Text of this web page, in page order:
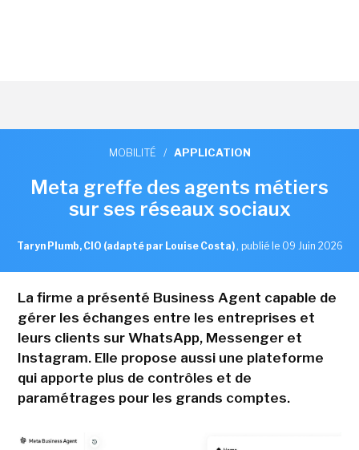
MOBILITÉ / APPLICATION
Meta greffe des agents métiers
sur ses réseaux sociaux
Taryn Plumb, CIO (adapté par Louise Costa) , publié le 09 Juin 2026
La firme a présenté Business Agent capable de
gérer les échanges entre les entreprises et
leurs clients sur WhatsApp, Messenger et
Instagram. Elle propose aussi une plateforme
qui apporte plus de contrôles et de
paramétrages pour les grands comptes.